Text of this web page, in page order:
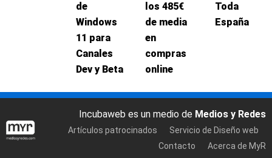
de
Windows
11 para
Canales
Dev y Beta
los 485€
de media
en
compras
online
Toda
España
Incubaweb es un medio de Medios y Redes
Artículos patrocinados
Servicio de Diseño web
Contacto
Acerca de MyR